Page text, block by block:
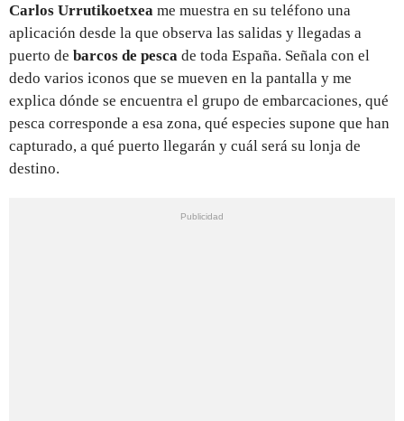
Carlos Urrutikoetxea me muestra en su teléfono una
aplicación desde la que observa las salidas y llegadas a
puerto de barcos de pesca de toda España. Señala con el
dedo varios iconos que se mueven en la pantalla y me
explica dónde se encuentra el grupo de embarcaciones, qué
pesca corresponde a esa zona, qué especies supone que han
capturado, a qué puerto llegarán y cuál será su lonja de
destino.